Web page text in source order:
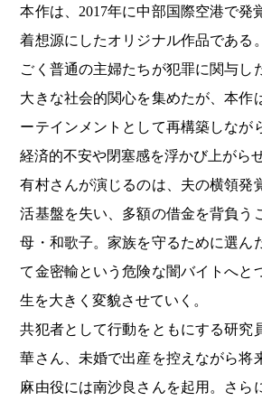
本作は、2017年に中部国際空港で発
着想源にしたオリジナル作品である
ごく普通の主婦たちが犯罪に関与し
大きな社会的関心を集めたが、本作
ーテインメントとして再構築しなが
経済的不安や閉塞感を浮かび上がら
有村さんが演じるのは、夫の横領発
活基盤を失い、多額の借金を背負う
母・和歌子。家族を守るために選ん
て金密輸という危険な闇バイトへと
生を大きく変貌させていく。
共犯者として行動をともにする研究
華さん、未婚で出産を控えながら将
麻由役には南沙良さんを起用。さら